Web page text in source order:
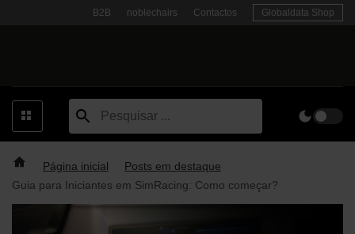
B2B noblechairs Contactos Globaldata Shop
Página inicial
Posts em destaque
Guia para Iniciantes em SimRacing: Como começar?